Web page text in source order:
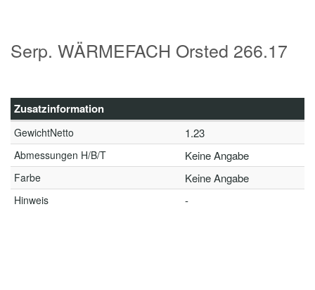
Serp. WÄRMEFACH Orsted 266.17
Zusatzinformation
GewichtNetto 1.23
Abmessungen H/B/T Keine Angabe
Farbe Keine Angabe
Hinweis -